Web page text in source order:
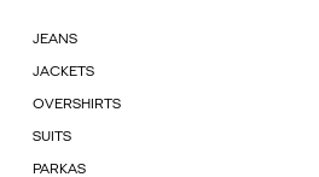
JEANS
JACKETS
OVERSHIRTS
SUITS
PARKAS